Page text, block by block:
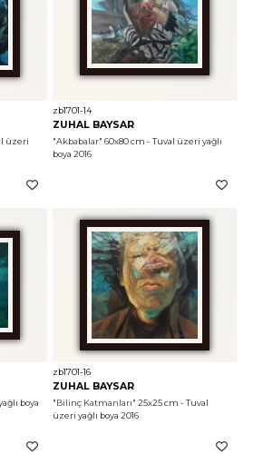
üzeri
zb1701-14
ZUHAL BAYSAR
"Akbabalar" 60x80 cm - Tuval üzeri yağlı
boya 2016
boya
zb1701-16
ZUHAL BAYSAR
"Bilinç Katmanları" 25x25 cm - Tuval
üzeri yağlı boya 2016